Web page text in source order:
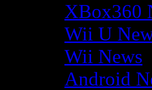
XBox360
Wii U
Wii News
Android